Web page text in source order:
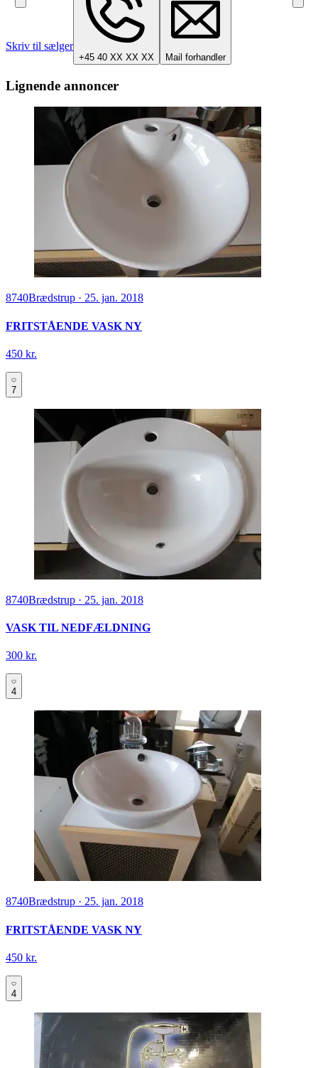
Skriv til sælger
+45 40 XX XX XX Mail forhandler
Lignende annoncer
8740Brædstrup · 25. jan. 2018
FRITSTÅENDE VASK NY
450 kr.
7
8740Brædstrup · 25. jan. 2018
VASK TIL NEDFÆLDNING
300 kr.
4
8740Brædstrup · 25. jan. 2018
FRITSTÅENDE VASK NY
450 kr.
4